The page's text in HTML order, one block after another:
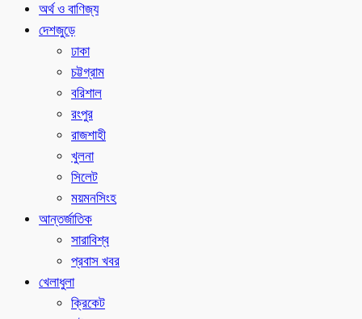
অর্থ ও বাণিজ্য
দেশজুড়ে
ঢাকা
চট্টগ্রাম
বরিশাল
রংপুর
রাজশাহী
খুলনা
সিলেট
ময়মনসিংহ
আন্তর্জাতিক
সারাবিশ্ব
প্রবাস খবর
খেলাধুলা
ক্রিকেট